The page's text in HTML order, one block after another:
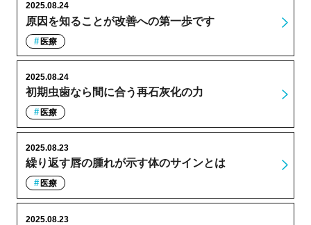
原因を知ることが改善への第一歩です
2025.08.24
医療
初期虫歯なら間に合う再石灰化の力
2025.08.24
医療
繰り返す唇の腫れが示す体のサインとは
2025.08.23
医療
2025.08.23